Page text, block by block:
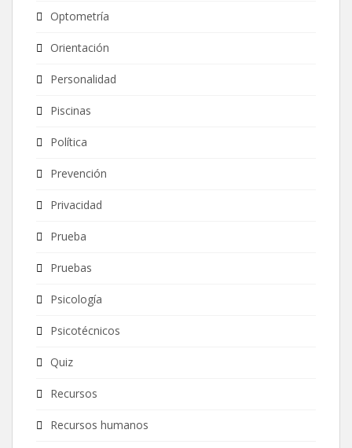
Optometría
Orientación
Personalidad
Piscinas
Política
Prevención
Privacidad
Prueba
Pruebas
Psicología
Psicotécnicos
Quiz
Recursos
Recursos humanos